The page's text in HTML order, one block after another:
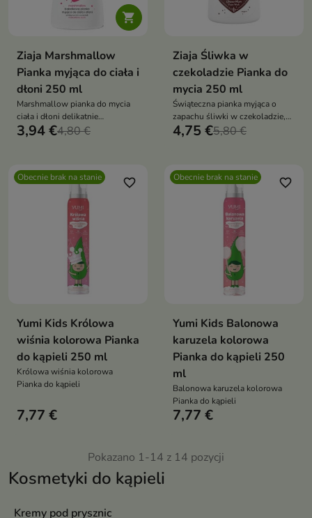
Kosmetyki do kąpieli
Kremy pod prysznic

Ziaja Marshmallow
Pianka myjąca do ciała i
dłoni 250 ml
Marshmallow pianka do mycia
ciała i dłoni delikatnie
oczyszcza, nawilża i pachnie
3,94 €4,80 €
Ziaja Śliwka w
czekoladzie Pianka do
mycia 250 ml
Świąteczna pianka myjąca o
zapachu śliwki w czekoladzie,
która delikatnie oczyszcza skórę
4,75 €5,80 €
Obecnie brak na stanie favorite_border
Yumi Kids Królowa
wiśnia kolorowa Pianka
do kąpieli 250 ml
Królowa wiśnia kolorowa
Pianka do kąpieli
7,77 €
Obecnie brak na stanie favorite_border
Yumi Kids Balonowa
karuzela kolorowa
Pianka do kąpieli 250
ml
Balonowa karuzela kolorowa
Pianka do kąpieli
7,77 €
Pokazano 1-14 z 14 pozycji